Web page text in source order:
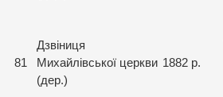
81
Дзвіниця
Михайлівської церкви
(дер.)
1882 р.